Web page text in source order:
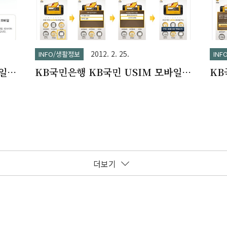
INFO/생활정보 2012. 2. 25.
KB국민은행 KB국민 USIM 모바일
KB
더보기